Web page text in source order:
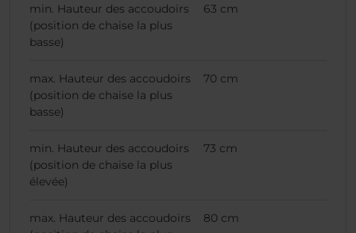
min. Hauteur des accoudoirs
(position de chaise la plus
basse)
63 cm
max. Hauteur des accoudoirs
(position de chaise la plus
basse)
70 cm
min. Hauteur des accoudoirs
(position de chaise la plus
élevée)
73 cm
max. Hauteur des accoudoirs
80 cm